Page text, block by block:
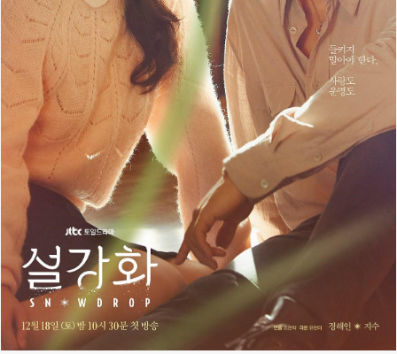
Đặt báo Quảng cáo RSS Tòa soạn Chính sách bảo
Tổng biên tập: Nguyễn Ngọc Toàn
Phó tổng biên tập thường trực: Hải Thành
Phó tổng biên tập: Lâm Hiếu Dũng
Phó tổng biên tập: Trần Việt Hưng
Tổng thư ký tòa soạn: Đức Trung
Giấy phép xuất bản số 110/GP - BTTTT cấp ngày 24.3.2020
© 2003-2026 Bản quyền thuộc về Báo Thanh Niên. Cấm sao
chép dưới mọi hình thức nếu không có sự chấp thuận bằng văn
bản. Phát triển bởi ePi Technologies, JSC.